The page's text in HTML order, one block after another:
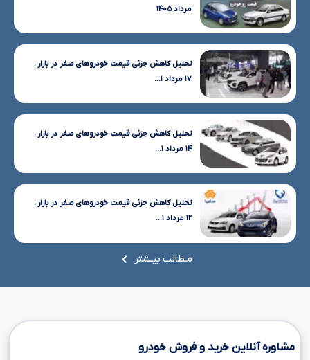
مرداد ۱۴۰۵
تحلیل کاهش جزئی قیمت خودروهای صفر در بازار ،
۱۷ مرداد ۱...
تحلیل کاهش جزئی قیمت خودروهای صفر در بازار ،
۱۴ مرداد ۱...
تحلیل کاهش جزئی قیمت خودروهای صفر در بازار ،
۱۲ مرداد ۱...
مـطالب بیـشتر
مشاوره آنلاین خرید و فروش خودرو